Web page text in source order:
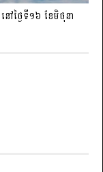
ៅថ្ងៃទី១៦ ខែមិថុនា